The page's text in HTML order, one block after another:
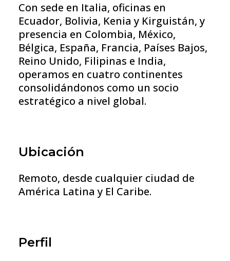
Con sede en Italia, oficinas en
Ecuador, Bolivia, Kenia y Kirguistán, y
presencia en Colombia, México,
Bélgica, España, Francia, Países Bajos,
Reino Unido, Filipinas e India,
operamos en cuatro continentes
consolidándonos como un socio
estratégico a nivel global.
Ubicación
Remoto, desde cualquier ciudad de
América Latina y El Caribe.
Perfil